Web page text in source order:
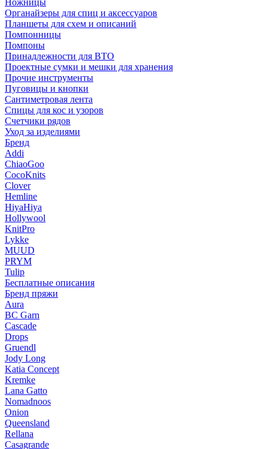
Ножницы
Органайзеры для спиц и аксессуаров
Планшеты для схем и описаний
Помпонницы
Помпоны
Принадлежности для ВТО
Проектные сумки и мешки для хранения
Прочие инструменты
Пуговицы и кнопки
Сантиметровая лента
Спицы для кос и узоров
Счетчики рядов
Уход за изделиями
Бренд
Addi
ChiaoGoo
CocoKnits
Clover
Hemline
HiyaHiya
Hollywool
KnitPro
Lykke
MUUD
PRYM
Tulip
Бесплатные описания
Бренд пряжи
Aura
BC Garn
Cascade
Drops
Gruendl
Jody Long
Katia Concept
Kremke
Lana Gatto
Nomadnoos
Onion
Queensland
Rellana
Casagrande